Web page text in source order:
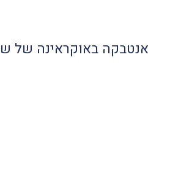
אנטבקה באוקראינה של